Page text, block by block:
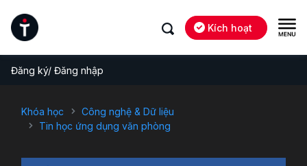
Kích hoạt
Đăng ký/ Đăng nhập
Khóa học
Công nghệ & Dữ liệu
Tin học ứng dụng văn phòng